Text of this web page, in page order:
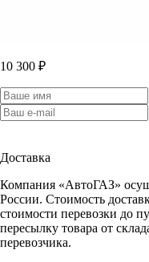
10 300 ₽
Доставка
Компания «АвтоГАЗ»
России. Стоимость
стоимости перевозки до
пересылку товара от
перевозчика.